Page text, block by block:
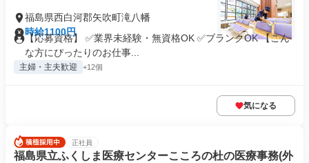
福島県西白河郡矢吹町滝八幡
時給1100円
【応募資格】 ✅業界未経験・無資格OK ✅ブランクOK 【こん
な方にぴったりのお仕事...
主婦・主夫歓迎 +12個
気になる
正社員
福島県立ふくしま医療センターこころの杜の医療事務(外